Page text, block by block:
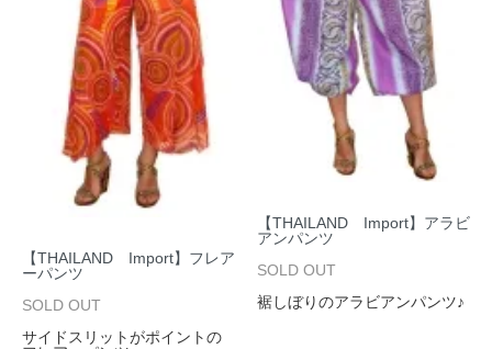
【THAILAND Import】フレア
ーパンツ
SOLD OUT
サイドスリットがポイントの
【THAILAND Import】アラビ
アンパンツ
SOLD OUT
裾しぼりのアラビアンパンツ♪